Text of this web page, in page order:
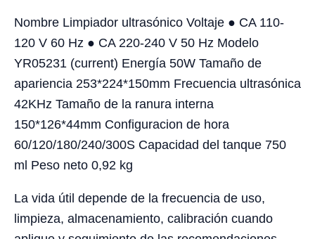
Nombre Limpiador ultrasónico Voltaje ● CA 110-
120 V 60 Hz ● CA 220-240 V 50 Hz Modelo
YR05231 (current) Energía 50W Tamaño de
apariencia 253*224*150mm Frecuencia ultrasónica
42KHz Tamaño de la ranura interna
150*126*44mm Configuracion de hora
60/120/180/240/300S Capacidad del tanque 750
ml Peso neto 0,92 kg
La vida útil depende de la frecuencia de uso,
limpieza, almacenamiento, calibración cuando